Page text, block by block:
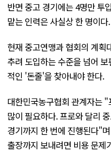
반면 중고 경기에는 4명만 투
맡는 인력은 사실상 한 명이다.
현재 중고연맹과 협회의 계획
추려 도입하는 수준을 넘어
적인 '돈줄'을 찾아내야 한다.
대한민국농구협회 관계자는
많이 필요하다. 프로와 달리
경기까지 한 번에 진행된다"
출장까지 보내려면 비용 문